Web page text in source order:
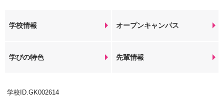
学校情報 オープンキャンパス
学びの特色 先輩情報
学校ID.GK002614